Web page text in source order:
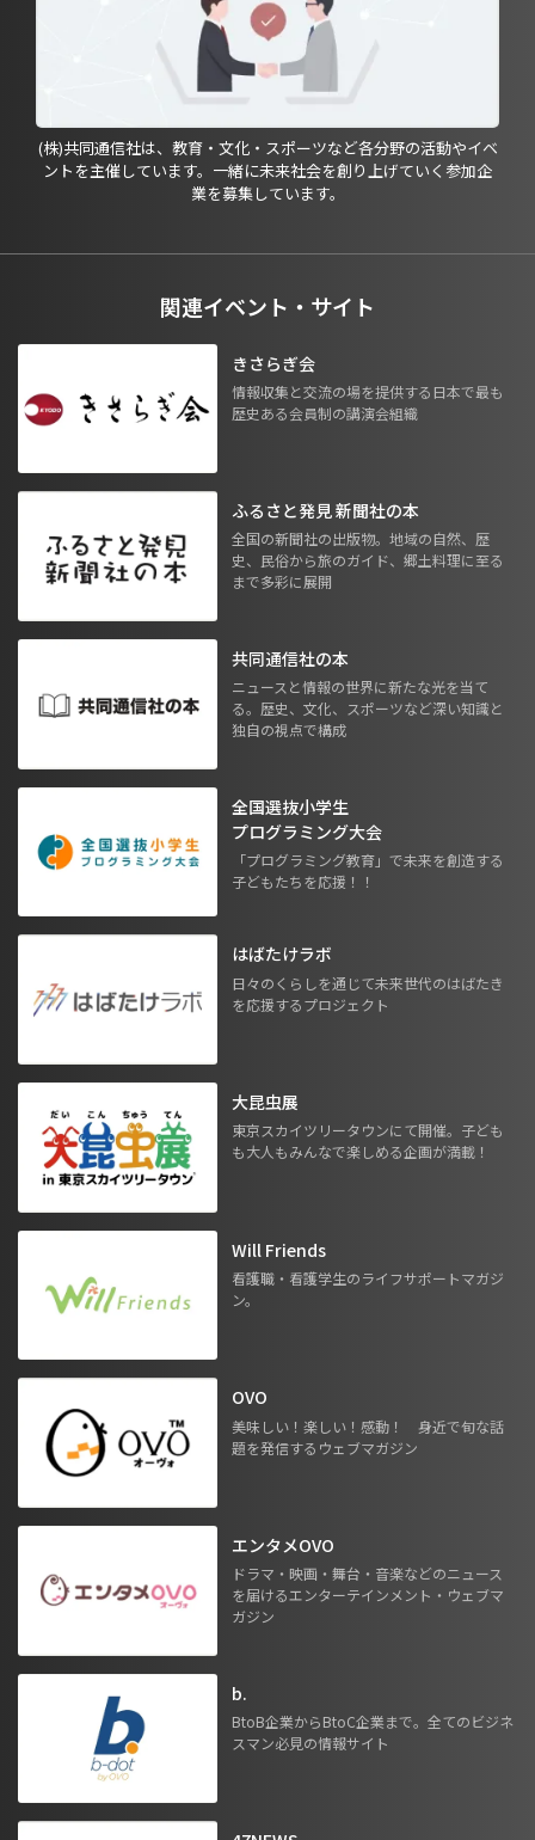
(株)共同通信社は、教育・文化・スポーツなど各分野の活動やイベ
ントを主催しています。一緒に未来社会を創り上げていく参加企
業を募集しています。
関連イベント・サイト
きさらぎ会
情報収集と交流の場を提供する日本で最も
歴史ある会員制の講演会組織
ふるさと発見 新聞社の本
全国の新聞社の出版物。地域の自然、歴
史、民俗から旅のガイド、郷土料理に至る
まで多彩に展開
共同通信社の本
ニュースと情報の世界に新たな光を当て
る。歴史、文化、スポーツなど深い知識と
独自の視点で構成
全国選抜小学生
プログラミング大会
「プログラミング教育」で未来を創造する
子どもたちを応援！！
はばたけラボ
日々のくらしを通じて未来世代のはばたき
を応援するプロジェクト
大昆虫展
東京スカイツリータウンにて開催。子ども
も大人もみんなで楽しめる企画が満載！
Will Friends
看護職・看護学生のライフサポートマガジ
ン。
OVO
美味しい！楽しい！感動！ 身近で旬な話
題を発信するウェブマガジン
エンタメOVO
ドラマ・映画・舞台・音楽などのニュース
を届けるエンターテインメント・ウェブマ
ガジン
b.
BtoB企業からBtoC企業まで。全てのビジネ
スマン必見の情報サイト